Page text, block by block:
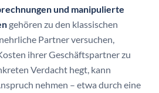
und manipulierte
gehören zu den klassischen
Partner versuchen,
ihrer Geschäftspartner zu
Verdacht hegt, kann
nehmen – etwa durch eine